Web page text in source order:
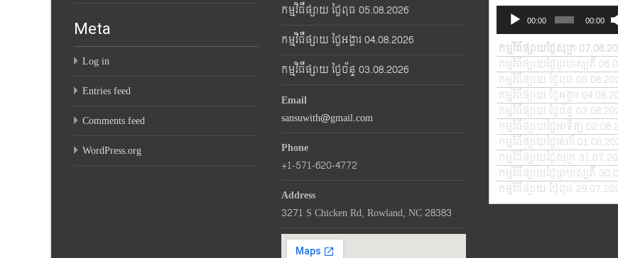
កម្មវិធីផ្សាយ ថ្ងៃពុធ 05.08.2026
កម្មវិធីផ្សាយ ថ្ងៃអង្គារ 04.08.2026
កម្មវិធីផ្សាយ ថ្ងៃច័ន្ទ 03.08.2026
Audio
Player
00:00 00:00
Meta
Log in
Entries feed
Comments feed
WordPress.org
Email
sansuwith@gmail.com
Phone
+1-571-620-4772
Address
3271 S Chicken Rd, Rowland, NC 28383